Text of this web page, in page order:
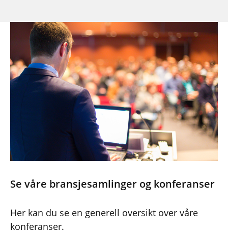
Se våre bransjesamlinger og konferanser
Her kan du se en generell oversikt over våre
konferanser.